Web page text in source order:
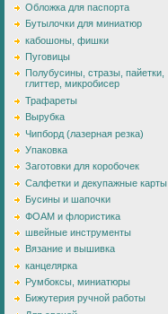
Обложка для паспорта
Бутылочки для миниатюр
кабошоны, фишки
Пуговицы
Полубусины, стразы, пайетки,
глиттер, микробисер
Трафареты
Вырубка
Чипборд (лазерная резка)
Упаковка
Заготовки для коробочек
Салфетки и декупажные карты
Бусины и шапочки
ФОАМ и флористика
швейные инструменты
Вязание и вышивка
канцелярка
Румбоксы, миниатюры
Бижутерия ручной работы